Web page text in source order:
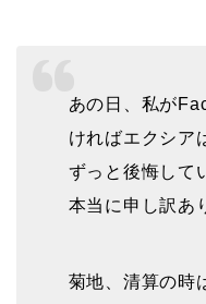
あの日、私が
ければエクシア
ずっと後悔して
本当に申し訳あ
菊地、清算の時